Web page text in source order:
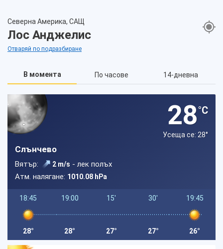
Северна Америка, САЩ
Лос Анджелис
Отваряй по подразбиране
В момента По часове 14-дневна
28°C
Усеща се: 28°
Слънчево
Вятър: 2 m/s - лек полъх
Атм. налягане: 1010.08 hPa
18:45
28°
19:00
28°
15'
27°
30'
27°
19:45
26°